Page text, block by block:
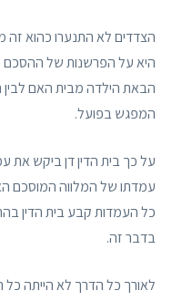
הצדדים לא התנערו כהוא זה
היא על הפרשנות של ההסכם
הבאת הילדה מבית האם לבין
המפגש בפועל.
על כך בית הדין דן ביקש את
עמדתו של המלווה המוסכם
בדבר זה.
לאורך כל הדרך לא הייתה